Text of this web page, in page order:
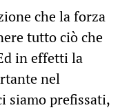
che la forza
tutto ciò che
in effetti la
nel
siamo prefissati,